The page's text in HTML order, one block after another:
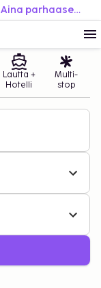
Varaa helposti. Matkusta joustavasti. Aina parhaaseen hintaan.
Lautta +
Hotelli
Multi-
stop